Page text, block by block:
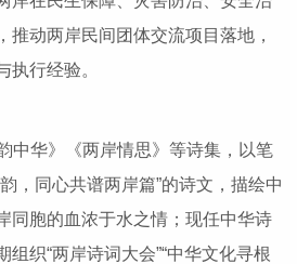
推动两岸民间团体交流项目落地，
执行经验。
中华》《两岸情思》等诗集，以笔
，同心共谱两岸篇”的诗文，描绘中
同胞的血浓于水之情；现任中华诗
织“两岸诗词大会”“中华文化寻根